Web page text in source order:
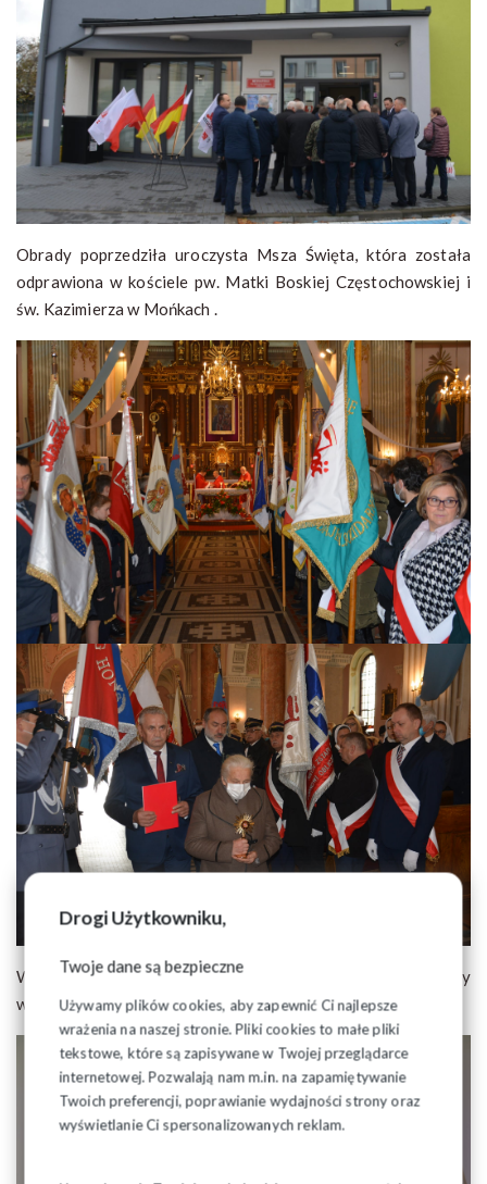
Drogi Użytkowniku,
Twoje dane są bezpieczne
Używamy plików cookies, aby zapewnić Ci najlepsze
wrażenia na naszej stronie. Pliki cookies to małe pliki
tekstowe, które są zapisywane w Twojej przeglądarce
internetowej. Pozwalają nam m.in. na zapamiętywanie
Twoich preferencji, poprawianie wydajności strony oraz
wyświetlanie Ci spersonalizowanych reklam.
Obrady poprzedziła uroczysta Msza Święta, która została
odprawiona w kościele pw. Matki Boskiej Częstochowskiej i
św. Kazimierza w Mońkach .
W trakcie obrad został zaprezentowany wykład który
wygłosił dziennikarz TVP Pan Rafał Porzeziński.